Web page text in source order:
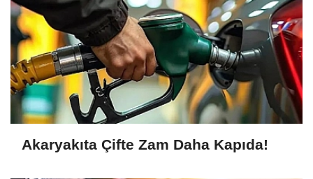
Akaryakıta Çifte Zam Daha Kapıda!